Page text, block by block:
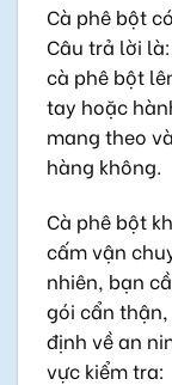
Cà phê bột
Câu trả lời
cà phê bột
tay hoặc
mang theo
hàng không.
Cà phê bột
cấm vận
nhiên, bạn
gói cẩn
định về an
vực kiểm tra: